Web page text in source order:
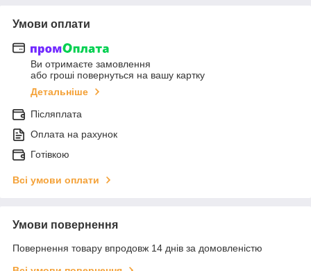
Умови оплати
Ви отримаєте замовлення
або гроші повернуться на вашу картку
Детальніше
Післяплата
Оплата на рахунок
Готівкою
Всі умови оплати
Умови повернення
Повернення товару впродовж 14 днів за домовленістю